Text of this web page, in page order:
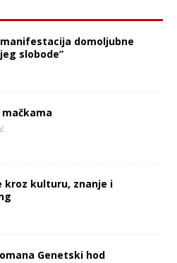
domoljubne
slobode”
kroz kulturu, znanje i
Genetski hod